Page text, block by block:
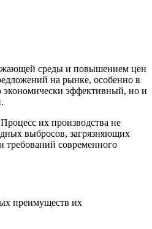
среды и повышением цен
на рынке, особенно в
экономически эффективный, но и
их производства не
выбросов, загрязняющих
требований современного
преимуществ их